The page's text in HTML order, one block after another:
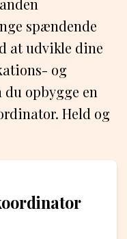
spændende
at udvikle dine
og
opbygge en
Held og